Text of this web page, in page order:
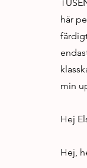
här
min
Hej
Hej,